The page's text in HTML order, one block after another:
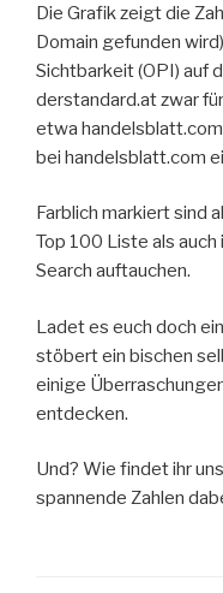
Die Grafik zeigt die
Domain gefunden
Sichtbarkeit (OPI) auf
derstandard.at zwar
etwa
bei handelsblatt.com
Farblich markiert sind
Top 100 Liste als auch
Search auftauchen.
Ladet es euch doch
stöbert ein bischen
einige
entdecken.
Und? Wie findet ihr
spannende Zahlen